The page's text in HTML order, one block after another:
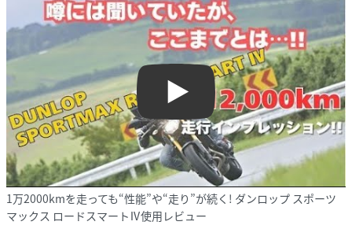
Play
1万2000kmを走っても“性能”や“走り”が続く! ダンロップ スポーツ
マックス ロードスマートⅣ使用レビュー